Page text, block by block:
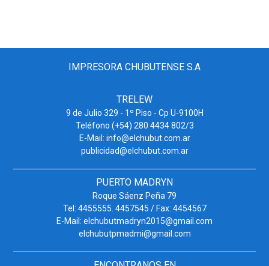
IMPRESORA CHUBUTENSE S.A
TRELEW
9 de Julio 329 - 1º Piso - Cp U-9100H
Teléfono (+54) 280 4434 802/3
E-Mail: info@elchubut.com.ar
publicidad@elchubut.com.ar
PUERTO MADRYN
Roque Sáenz Peña 79
Tel: 4455555. 4457545 / Fax: 4454567
E-Mail: elchubutmadryn2015@gmail.com
elchubutpmadmi@gmail.com